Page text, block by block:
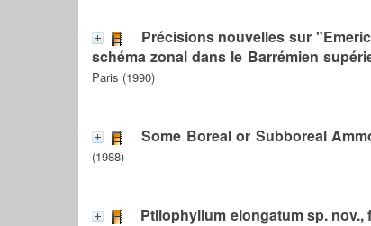
Précisions nouvelles sur
schéma zonal dans le Barrémien
Paris (1990)
Some Boreal or Subboreal
(1988)
Ptilophyllum elongatum sp.